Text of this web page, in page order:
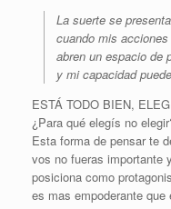
La suerte se presenta
cuando mis
abren un espacio de
y mi capacidad
ESTÁ TODO BIEN,
¿Para qué elegís no
Esta forma de pensar te
vos no fueras importante
posiciona como
es mas empoderante